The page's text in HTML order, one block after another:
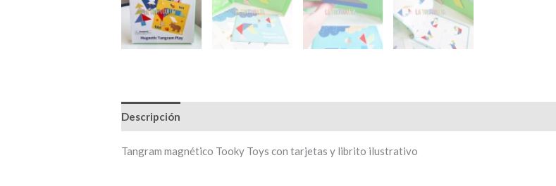
Descripción
Tangram magnético Tooky Toys con tarjetas y librito ilustrativo